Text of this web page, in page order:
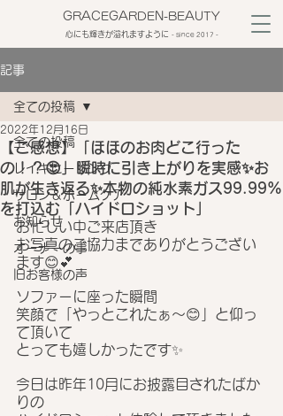
GRACEGARDEN-BEAUTY
心にも輝きが溢れますように ​- since 2017 -
記事
全ての投稿
レイキヒーリング
サロン＆ホームケア
お知らせ
オーナーの事
旧お客様の声
全ての投稿
【ご感想】「ほほのお肉どこ行った
の！？😍」瞬時に引き上がりを実感✨お
肌が生き返る✨本物の純水素ガス99.99%
を打込む「ハイドロショット」
2022年12月16日
お忙しい中ご来店頂き
お写真のご協力までありがとうござい
ます😊💕
ソファーに座った瞬間
笑顔で「やっとこれたぁ～😊」と仰っ
て頂いて
とっても嬉しかったです✨
今日は昨年10月にお披露目されたばか
りの